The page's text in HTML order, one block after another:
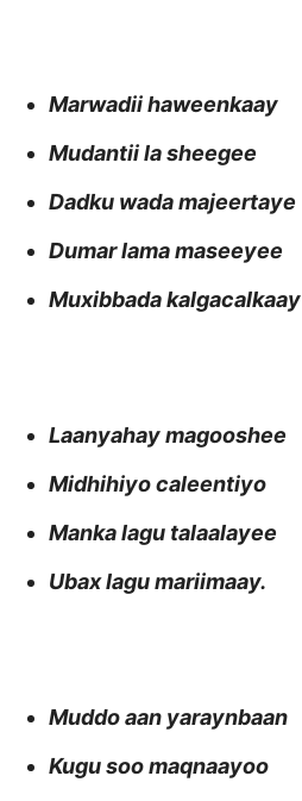
Marwadii haweenkaay
Mudantii la sheegee
Dadku wada majeertaye
Dumar lama maseeyee
Muxibbada kalgacalkaay
Laanyahay magooshee
Midhihiyo caleentiyo
Manka lagu talaalayee
Ubax lagu mariimaay.
Muddo aan yaraynbaan
Kugu soo maqnaayoo